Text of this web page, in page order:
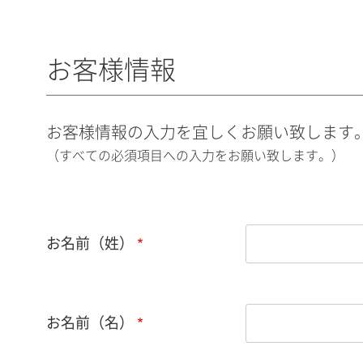
お客様情報
お客様情報の入力を宜しくお願い致します
（すべての必須項目への入力をお願い致します。）
お名前（姓）
お名前（名）